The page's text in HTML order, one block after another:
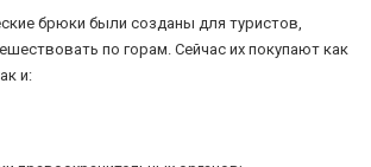
брюки были созданы для туристов,
по горам. Сейчас их покупают как
и: